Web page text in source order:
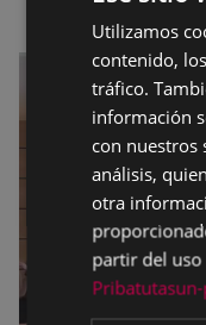
Utilizamos
contenido,
tráfico.
información
con nuestros
análisis,
otra
partir del uso